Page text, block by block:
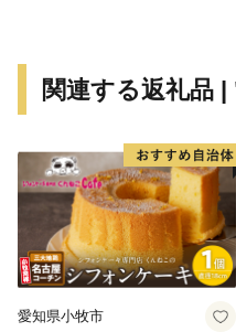
関連する返礼品
愛知県小牧市